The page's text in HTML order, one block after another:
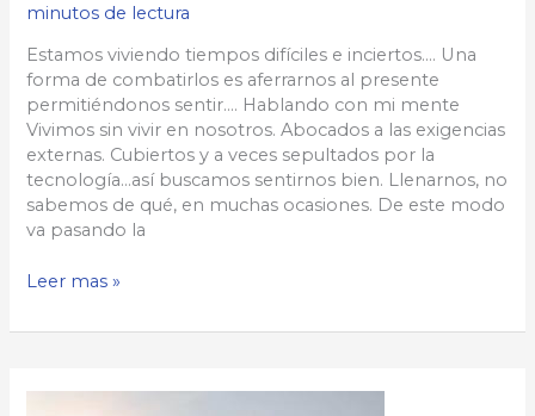
minutos de lectura
Estamos viviendo tiempos difíciles e inciertos…. Una
forma de combatirlos es aferrarnos al presente
permitiéndonos sentir…. Hablando con mi mente
Vivimos sin vivir en nosotros. Abocados a las exigencias
externas. Cubiertos y a veces sepultados por la
tecnología…así buscamos sentirnos bien. Llenarnos, no
sabemos de qué, en muchas ocasiones. De este modo
va pasando la
Permíteme
Leer mas »